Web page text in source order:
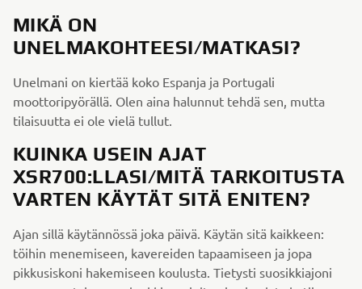
MIKÄ ON
UNELMAKOHTEESI/MATKASI?
Unelmani on kiertää koko Espanja ja Portugali
moottoripyörällä. Olen aina halunnut tehdä sen, mutta
tilaisuutta ei ole vielä tullut.
KUINKA USEIN AJAT
XSR700:LLASI/MITÄ TARKOITUSTA
VARTEN KÄYTÄT SITÄ ENITEN?
Ajan sillä käytännössä joka päivä. Käytän sitä kaikkeen:
töihin menemiseen, kavereiden tapaamiseen ja jopa
pikkusiskoni hakemiseen koulusta. Tietysti suosikkiajoni